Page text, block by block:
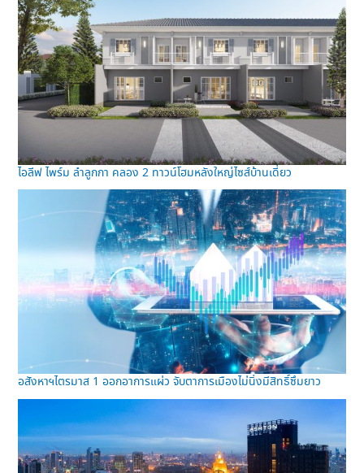
ไอลีฟ ไพร์ม ลำลูกกา คลอง 2 ทาวน์โฮมหลังใหญ่ไซส์บ้านเดี่ยว
อสังหาฯไตรมาส 1 ออกอาการแผ่ว จับตาการเมืองไม่นิ่งมีสิทธิ์ซึมยาว